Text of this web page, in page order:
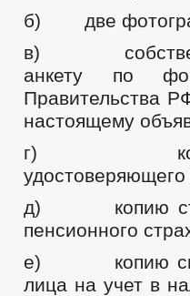
б) две
в)
анкету по
Правительства
настоящему
г) копию
удостоверяющего
д) копию
пенсионного
е) копию
лица на учет в